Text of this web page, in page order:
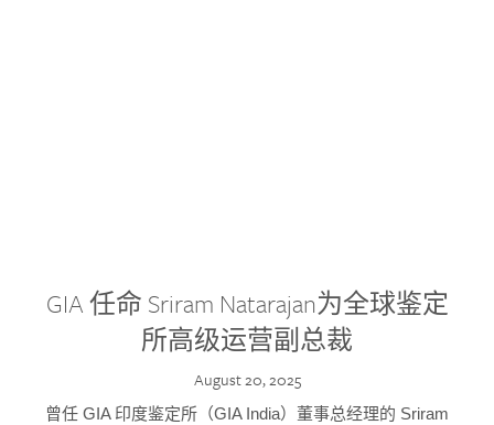
GIA 任命 Sriram Natarajan为全球鉴定
所高级运营副总裁
August 20, 2025
曾任 GIA 印度鉴定所（GIA India）董事总经理的 Sriram